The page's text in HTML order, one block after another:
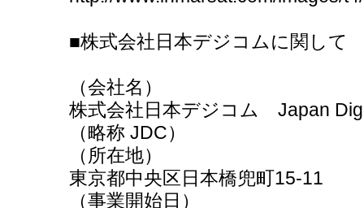
■株式会社日本デジコムに関して
（会社名）
株式会社日本デジコム Japan
（略称 JDC）
（所在地）
東京都中央区日本橋兜町15-11
（事業開始日）